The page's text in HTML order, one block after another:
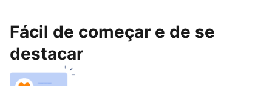
Fácil de começar e de se
destacar